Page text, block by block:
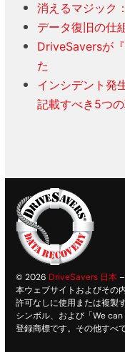
消えるマジック
データ復旧の仕
DriveSaversが
た
インシデント発
記載すべき5つ
© 2026 DriveSavers 日本
本ウェブサイトおよびその
許可なしに使用または複製
シンボル、および「We
登録商標です。その他すべ